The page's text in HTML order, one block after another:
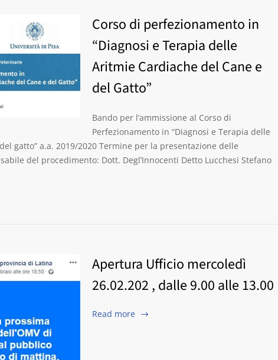
Corso di perfezionamento in
“Diagnosi e Terapia delle
Aritmie Cardiache del Cane e
del Gatto”
Bando per l’ammissione al Corso di
Perfezionamento in “Diagnosi e Terapia delle
gatto” a.a. 2019/2020 Termine per la presentazione delle
del procedimento: Dott. Degl’Innocenti Detto Lucchesi Stefano
Apertura Ufficio mercoledì
26.02.202 , dalle 9.00 alle 13.00
Read more